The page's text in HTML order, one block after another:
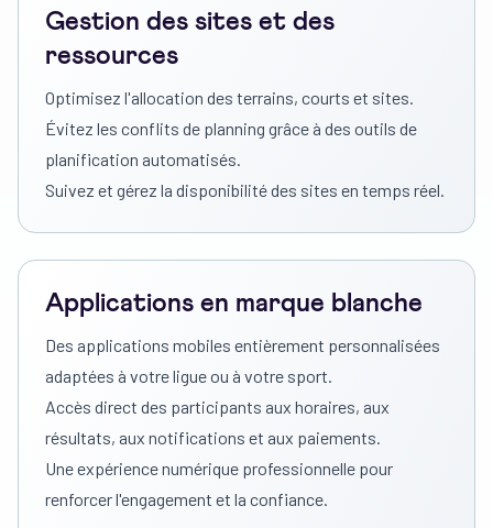
Gestion des sites et des
ressources
Optimisez l'allocation des terrains, courts et sites.
Évitez les conflits de planning grâce à des outils de
planification automatisés.
Suivez et gérez la disponibilité des sites en temps réel.
Applications en marque blanche
Des applications mobiles entièrement personnalisées
adaptées à votre ligue ou à votre sport.
Accès direct des participants aux horaires, aux
résultats, aux notifications et aux paiements.
Une expérience numérique professionnelle pour
renforcer l'engagement et la confiance.